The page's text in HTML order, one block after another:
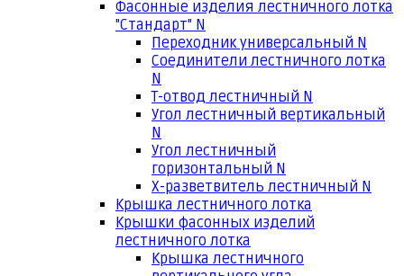
Фасонные изделия лестничного лотка
"Стандарт" N
Переходник универсальный N
Соединители лестничного лотка
N
Т-отвод лестничный N
Угол лестничный вертикальный
N
Угол лестничный
горизонтальный N
Х-разветвитель лестничный N
Крышка лестничного лотка
Крышки фасонных изделий
лестничного лотка
Крышка лестничного